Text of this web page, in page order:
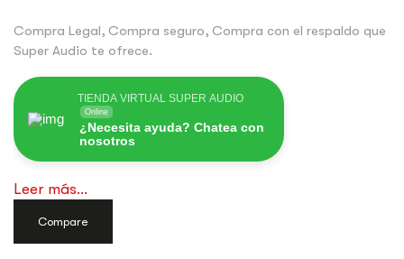
Compra Legal, Compra seguro, Compra con el respaldo que
Super Audio te ofrece.
TIENDA VIRTUAL SUPER AUDIO
Online
¿Necesita ayuda? Chatea con
nosotros
Leer más...
Compare